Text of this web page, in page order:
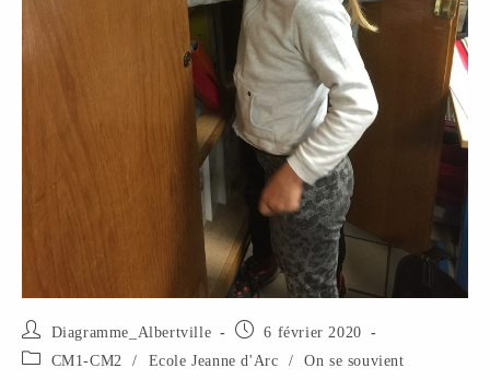
Diagramme_Albertville
6 février 2020
CM1-CM2
/ Ecole Jeanne d'Arc / On se souvient